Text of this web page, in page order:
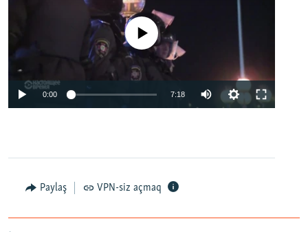
No media source currently available
0:00 7:18
Paylaş VPN-siz açmaq